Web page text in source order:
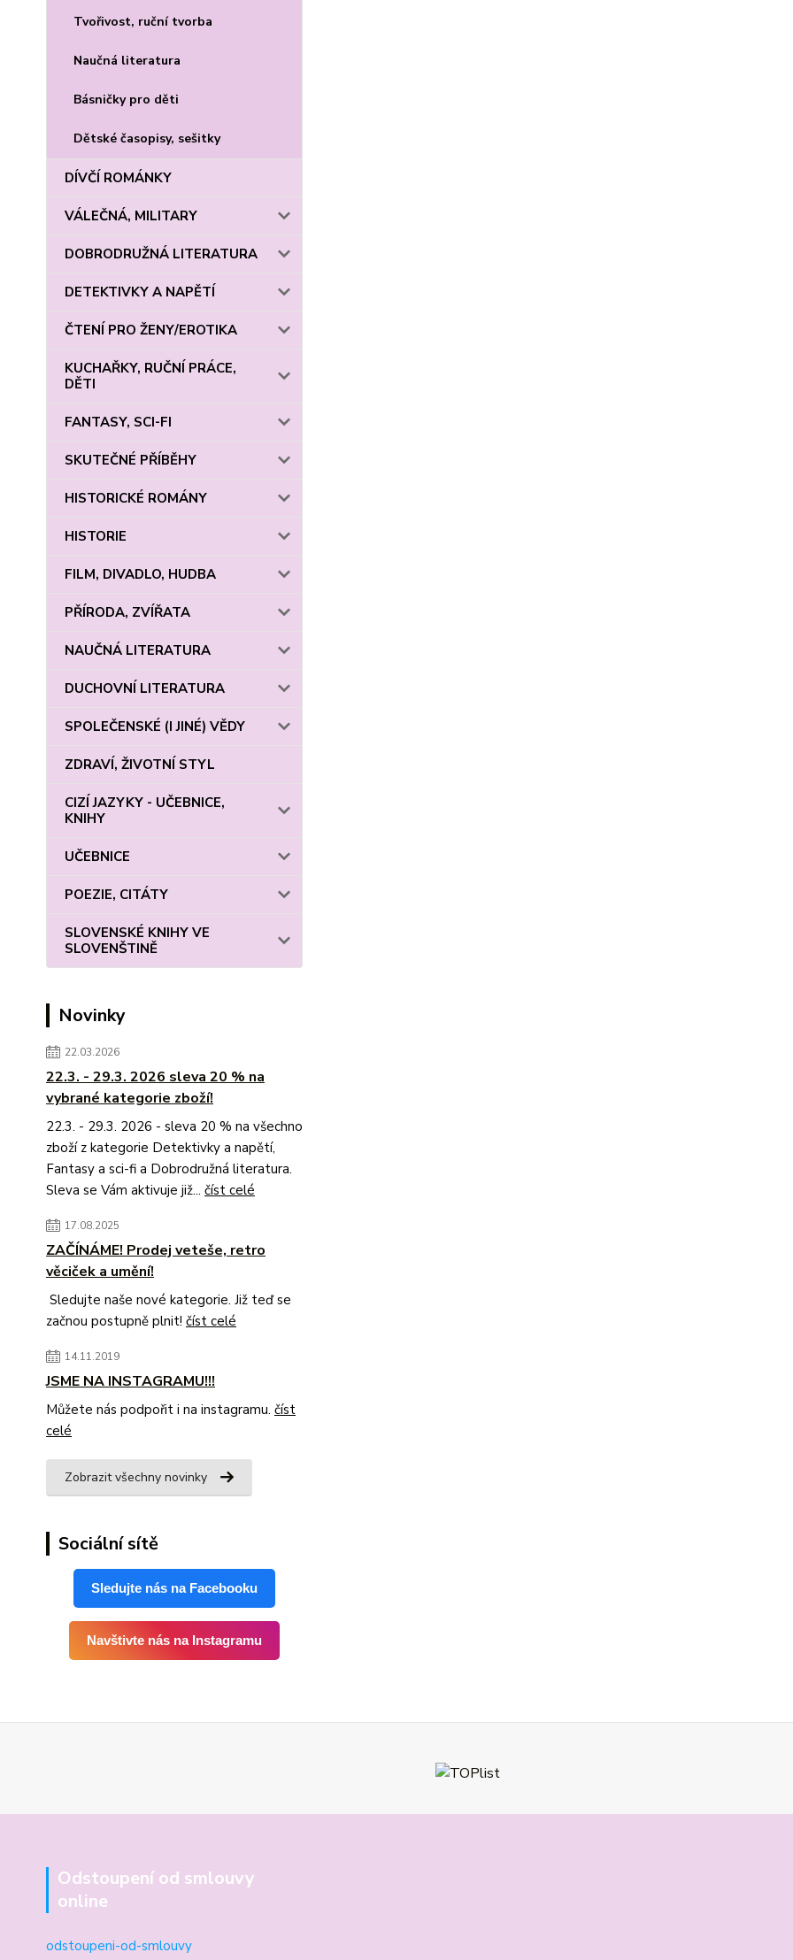
Tvořivost, ruční tvorba
Naučná literatura
Básničky pro děti
Dětské časopisy, sešitky
DÍVČÍ ROMÁNKY
VÁLEČNÁ, MILITARY
DOBRODRUŽNÁ LITERATURA
DETEKTIVKY A NAPĚTÍ
ČTENÍ PRO ŽENY/EROTIKA
KUCHAŘKY, RUČNÍ PRÁCE,
DĚTI
FANTASY, SCI-FI
SKUTEČNÉ PŘÍBĚHY
HISTORICKÉ ROMÁNY
HISTORIE
FILM, DIVADLO, HUDBA
PŘÍRODA, ZVÍŘATA
NAUČNÁ LITERATURA
DUCHOVNÍ LITERATURA
SPOLEČENSKÉ (I JINÉ) VĚDY
ZDRAVÍ, ŽIVOTNÍ STYL
CIZÍ JAZYKY - UČEBNICE,
KNIHY
UČEBNICE
POEZIE, CITÁTY
SLOVENSKÉ KNIHY VE
SLOVENŠTINĚ
Novinky
22.03.2026
22.3. - 29.3. 2026 sleva 20 % na
vybrané kategorie zboží!
22.3. - 29.3. 2026 - sleva 20 % na všechno
zboží z kategorie Detektivky a napětí,
Fantasy a sci-fi a Dobrodružná literatura.
Sleva se Vám aktivuje již... číst celé
17.08.2025
ZAČÍNÁME! Prodej veteše, retro
věciček a umění!
Sledujte naše nové kategorie. Již teď se
začnou postupně plnit! číst celé
14.11.2019
JSME NA INSTAGRAMU!!!
Můžete nás podpořit i na instagramu. číst
celé
Zobrazit všechny novinky
Sociální sítě
Sledujte nás na Facebooku
Navštivte nás na Instagramu
Odstoupení od smlouvy
online
odstoupeni-od-smlouvy